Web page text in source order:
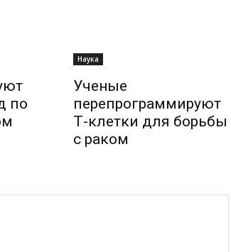
по
Наука
Ученые
перепрограммируют
Т-клетки для борьбы
с раком